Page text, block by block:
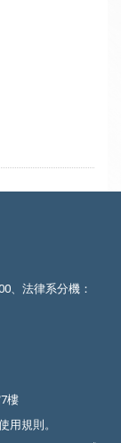
、法律系分機：
樓
用規則 。